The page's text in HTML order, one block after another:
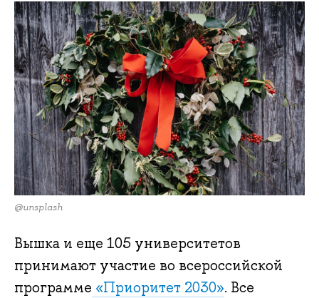
@unsplash
Вышка и еще 105 университетов
принимают участие во всероссийской
программе «Приоритет 2030». Все